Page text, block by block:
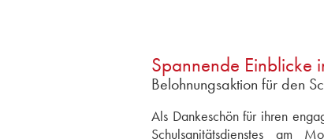
Spannende Einblicke
Belohnungsaktion für den
Als Dankeschön für ihren
Schulsanitätsdienstes am